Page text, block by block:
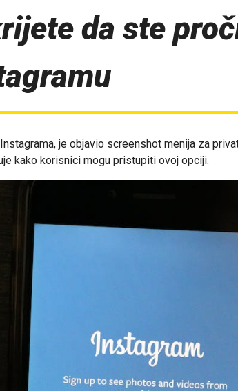
da ste
je objavio screenshot menija za
kako korisnici mogu pristupiti ovoj opciji.